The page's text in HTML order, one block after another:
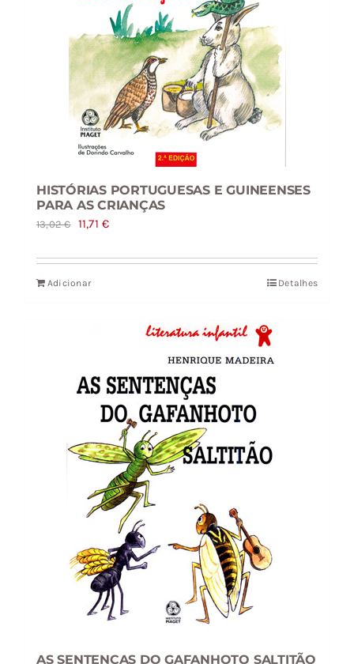
HISTÓRIAS PORTUGUESAS E GUINEENSES
PARA AS CRIANÇAS
13,02€
O
original
era:
11,71€O
atual
Adicionar Detalhes
AS SENTENÇAS DO GAFANHOTO SALTITÃO